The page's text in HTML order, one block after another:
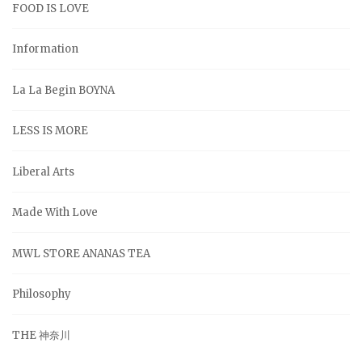
FOOD IS LOVE
Information
La La Begin BOYNA
LESS IS MORE
Liberal Arts
Made With Love
MWL STORE ANANAS TEA
Philosophy
THE 神奈川